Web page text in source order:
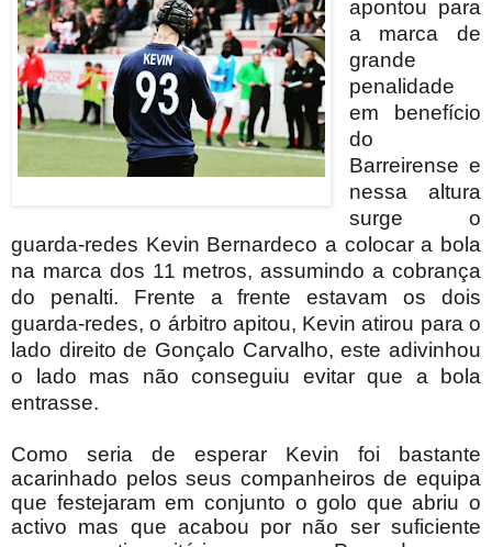
apontou para
a marca de
grande
penalidade
em benefício
do
Barreirense e
nessa altura
surge o
guarda-redes Kevin Bernardeco a colocar a bola
na marca dos 11 metros, assumindo a cobrança
do penalti. Frente a frente estavam os dois
guarda-redes, o árbitro apitou, Kevin atirou para o
lado direito de Gonçalo Carvalho, este adivinhou
o lado mas não conseguiu evitar que a bola
entrasse.
Como seria de esperar Kevin foi bastante
acarinhado pelos seus companheiros de equipa
que festejaram em conjunto o golo que abriu o
activo mas que acabou por não ser suficiente